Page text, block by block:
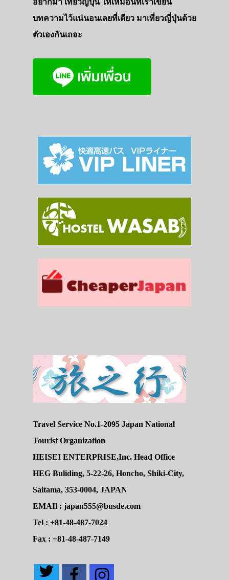
บทความไว้แน่นอนเลยที่เดียว มาเที่ยวญี่ปุ่นด้วย
ตัวเองกันเถอะ
Travel Service No.1-2095 Japan National
Tourist Organization
HEISEI ENTERPRISE,Inc. Head Office
HEG Buliding, 5-22-26, Honcho, Shiki-City,
Saitama, 353-0004, JAPAN
EMAIl : japan555@busde.com
Tel : +81-48-487-7024
Fax : +81-48-487-7149